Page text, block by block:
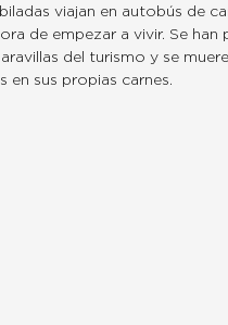
viajan en autobús de
de empezar a vivir. Se han
del turismo y se
en sus propias carnes.